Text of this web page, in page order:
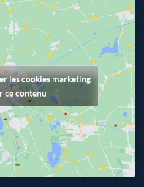
les cookies marketing
ce contenu